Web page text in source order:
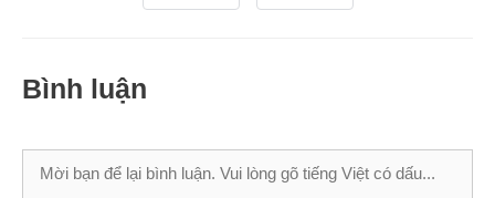
Bình luận
Bình